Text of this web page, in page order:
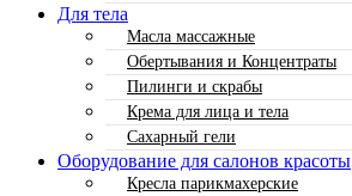
Для тела
Масла массажные
Обертывания и Концентраты
Пилинги и скрабы
Крема для лица и тела
Сахарный гели
Оборудование для салонов красоты
Кресла парикмахерские